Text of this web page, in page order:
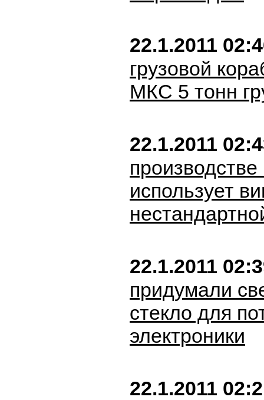
22.1.2011
грузовой
МКС 5 тонн
22.1.2011
использует
22.1.2011
придумали
стекло для
электроники
22.1.2011